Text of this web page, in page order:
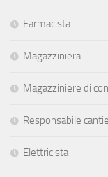
Farmacista
Magazziniera
Magazziniere di
Responsabile
Elettricista